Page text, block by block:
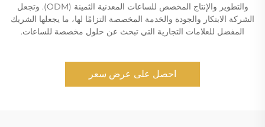
والتطوير والإنتاج المخصص للساعات المعدنية الثمينة (ODM). وتجعل
الشركة الابتكار والجودة والخدمة المخصصة التزامًا لها، ما يجعلها الشريك
المفضل للعلامات التجارية التي تبحث عن حلول مخصصة للساعات.
احصل على عرض سعر